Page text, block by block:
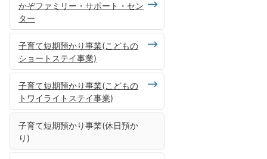
かぞファミリー・サポート・セン
ター
子育て短期預かり事業(こどもの
ショートステイ事業)
子育て短期預かり事業(こどもの
トワイライトステイ事業)
子育て短期預かり事業(休日預か
り)